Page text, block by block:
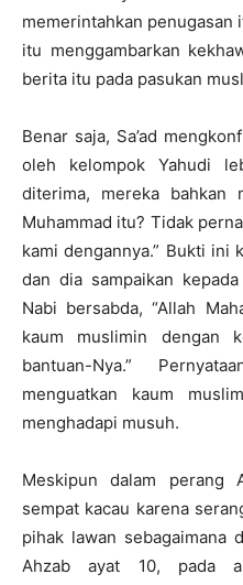
memerintahkan penugasan
itu menggambarkan
berita itu pada pasukan
Benar saja, Sa’ad
oleh kelompok Yahudi
diterima, mereka bahkan
Muhammad itu? Tidak
kami dengannya.” Bukti ini
dan dia sampaikan
Nabi bersabda, “Allah
kaum muslimin dengan
bantuan-Nya.”
menguatkan kaum
menghadapi musuh.
Meskipun dalam perang
sempat kacau karena
pihak lawan sebagaimana
Ahzab ayat 10, pada